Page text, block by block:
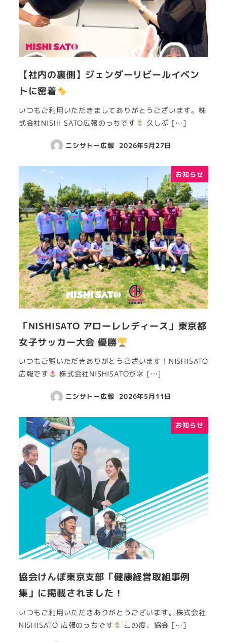
【社内の裏側】ジェンダーリビールイベン
トに密着
いつもご利用いただきましてありがとうございます。株
式会社NISHI SATO広報のっちです
久しぶ […]
ニシサトー広報 2026年5月27日
お知らせ
「NISHISATO アローレレディース」東京都
女子サッカー大会 優勝
いつもご覧いただきありがとうございます！NISHISATO
広報です
株式会社NISHISATOがネ […]
ニシサトー広報 2026年5月11日
お知らせ
協会けんぽ東京支部「健康経営取組事例
集」に掲載されました！
いつもご利用いただきありがとうございます。株式会社
NISHISATO 広報のっちです
この度、協会 […]